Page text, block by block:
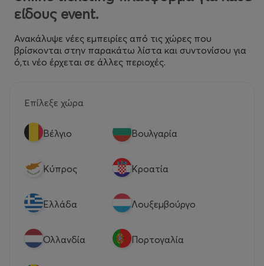
είδους event.
Ανακάλυψε νέες εμπειρίες από τις χώρες που
βρίσκονται στην παρακάτω λίστα και συντονίσου για
ό,τι νέο έρχεται σε άλλες περιοχές.
Επίλεξε χώρα
Βέλγιο Βουλγαρία
Κύπρος Κροατία
Eλλάδα Λουξεμβούργο
Ολλανδία Πορτογαλία